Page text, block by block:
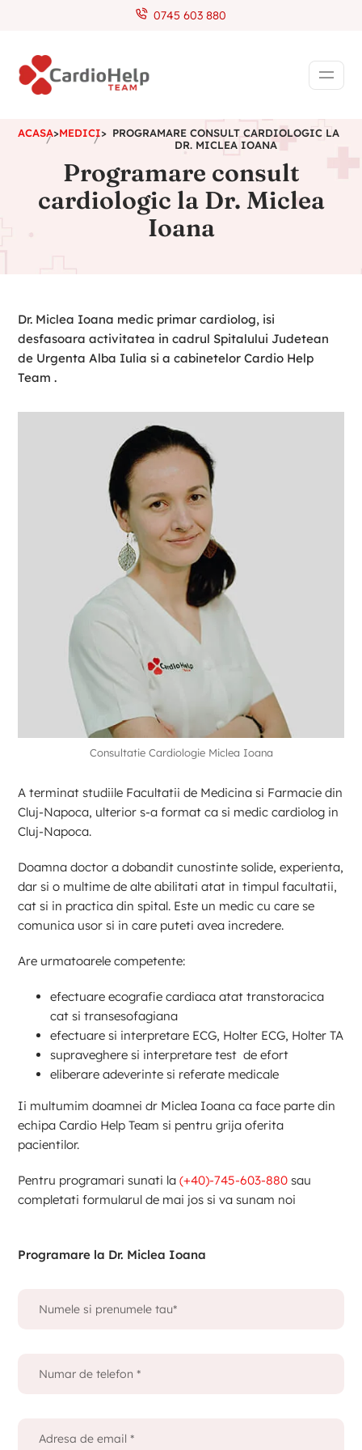
0745 603 880
ACASA>MEDICI> PROGRAMARE CONSULT CARDIOLOGIC LA
DR. MICLEA IOANA
Programare consult
cardiologic la Dr. Miclea
Ioana
Dr. Miclea Ioana medic primar cardiolog, isi
desfasoara activitatea in cadrul Spitalului Judetean
de Urgenta Alba Iulia si a cabinetelor Cardio Help
Team .
Consultatie Cardiologie Miclea Ioana
A terminat studiile Facultatii de Medicina si Farmacie din
Cluj-Napoca, ulterior s-a format ca si medic cardiolog in
Cluj-Napoca.
Doamna doctor a dobandit cunostinte solide, experienta,
dar si o multime de alte abilitati atat in timpul facultatii,
cat si in practica din spital. Este un medic cu care se
comunica usor si in care puteti avea incredere.
Are urmatoarele competente:
efectuare ecografie cardiaca atat transtoracica
cat si transesofagiana
efectuare si interpretare ECG, Holter ECG, Holter TA
supraveghere si interpretare test de efort
eliberare adeverinte si referate medicale
Ii multumim doamnei dr Miclea Ioana ca face parte din
echipa Cardio Help Team si pentru grija oferita
pacientilor.
Pentru programari sunati la(+40)-745-603-880 sau
completati formularul de mai jos si va sunam noi
Programare la Dr. Miclea Ioana